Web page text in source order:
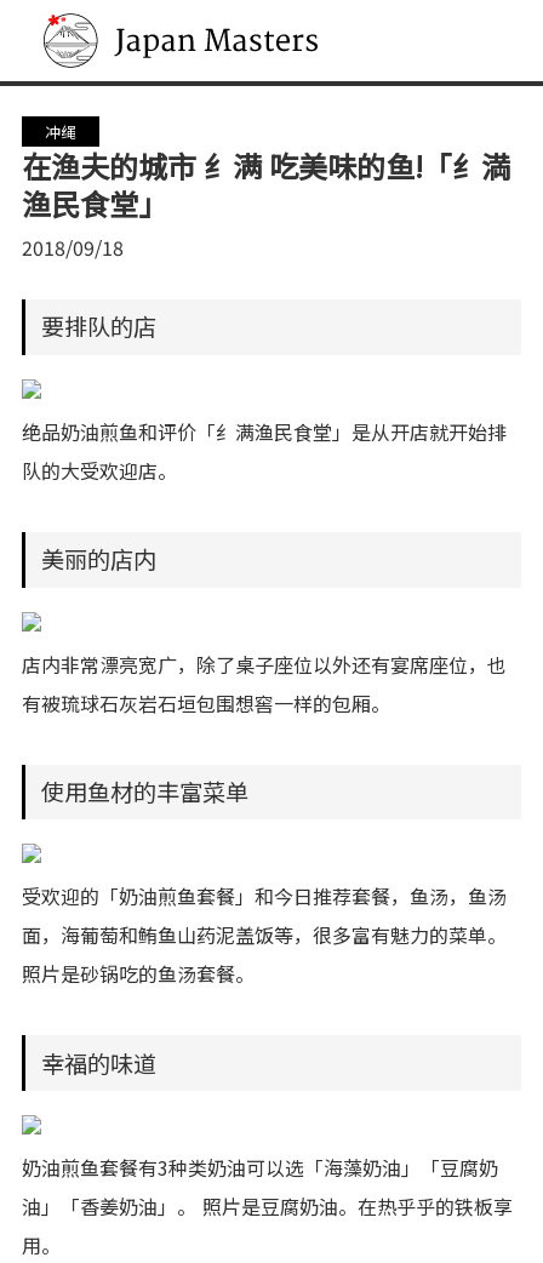
Japan Masters
冲绳
在渔夫的城市 纟满 吃美味的鱼!「纟満
渔民食堂」
2018/09/18
要排队的店
绝品奶油煎鱼和评价「纟满渔民食堂」是从开店就开始排
队的大受欢迎店。
美丽的店内
店内非常漂亮宽广，除了桌子座位以外还有宴席座位，也
有被琉球石灰岩石垣包围想窖一样的包厢。
使用鱼材的丰富菜单
受欢迎的「奶油煎鱼套餐」和今日推荐套餐，鱼汤，鱼汤
面，海葡萄和鲔鱼山药泥盖饭等，很多富有魅力的菜单。
照片是砂锅吃的鱼汤套餐。
幸福的味道
奶油煎鱼套餐有3种类奶油可以选「海藻奶油」「豆腐奶
油」「香姜奶油」。 照片是豆腐奶油。在热乎乎的铁板享
用。